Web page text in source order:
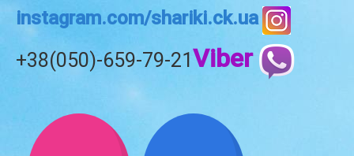
instagram.com/shariki.ck.ua
+38(050)-659-79-21Viber